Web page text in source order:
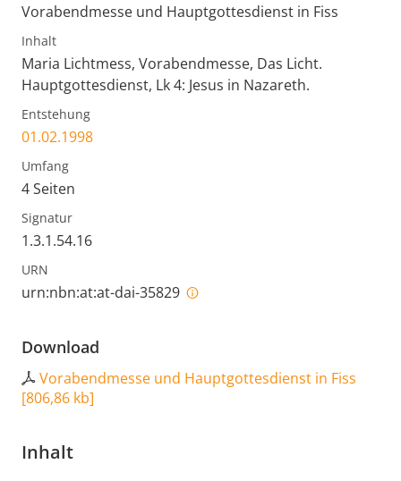
Vorabendmesse und Hauptgottesdienst in Fiss
Inhalt
Maria Lichtmess, Vorabendmesse, Das Licht.
Hauptgottesdienst, Lk 4: Jesus in Nazareth.
Entstehung
01.02.1998
Umfang
4 Seiten
Signatur
1.3.1.54.16
URN
urn:nbn:at:at-dai-35829
Download
Vorabendmesse und Hauptgottesdienst in Fiss
[806,86 kb]
Inhalt